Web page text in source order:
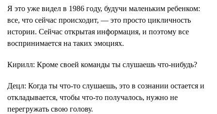
Я это уже видел в 1986 году, будучи маленьким ребенком:
все, что сейчас происходит, — это просто цикличность
истории. Сейчас открытая информация, и поэтому все
воспринимается на таких эмоциях.
Кирилл: Кроме своей команды ты слушаешь что-нибудь?
Децл: Когда ты что-то слушаешь, это в сознании остается и
откладывается, чтобы что-то получалось, нужно не
перегружать свою голову.